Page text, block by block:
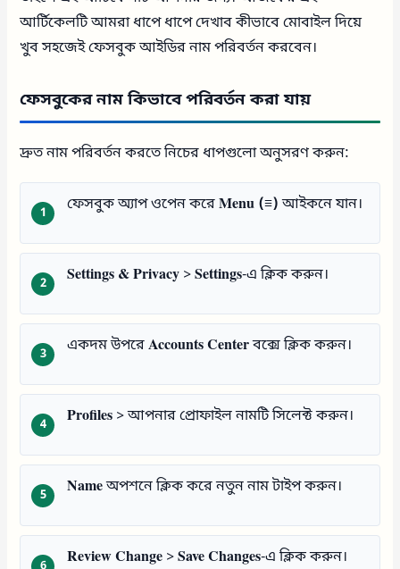
আর্টিকেলটি আমরা ধাপে ধাপে দেখাব কীভাবে মোবাইল দিয়ে
খুব সহজেই ফেসবুক আইডির নাম পরিবর্তন করবেন।
ফেসবুকের নাম কিভাবে পরিবর্তন করা যায়
দ্রুত নাম পরিবর্তন করতে নিচের ধাপগুলো অনুসরণ করুন:
ফেসবুক অ্যাপ ওপেন করেMenu (≡)আইকনে যান।
Settings & Privacy >Settings-এ ক্লিক করুন।
একদম উপরেAccounts Centerবক্সে ক্লিক করুন।
Profiles > আপনার প্রোফাইল নামটি সিলেক্ট করুন।
Nameঅপশনে ক্লিক করে নতুন নাম টাইপ করুন।
Review Change >Save Changes-এ ক্লিক করুন।